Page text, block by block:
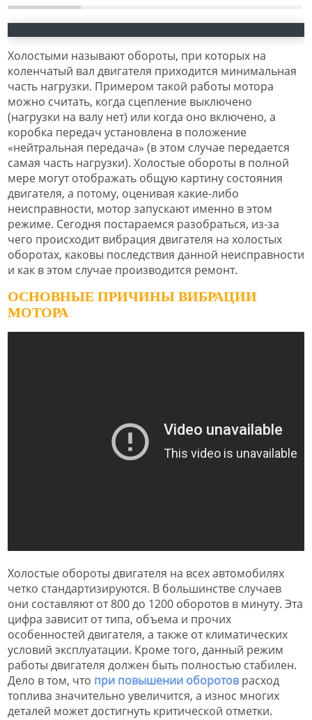
Холостыми называют обороты, при которых на
коленчатый вал двигателя приходится минимальная
часть нагрузки. Примером такой работы мотора
можно считать, когда сцепление выключено
(нагрузки на валу нет) или когда оно включено, а
коробка передач установлена в положение
«нейтральная передача» (в этом случае передается
самая часть нагрузки). Холостые обороты в полной
мере могут отображать общую картину состояния
двигателя, а потому, оценивая какие-либо
неисправности, мотор запускают именно в этом
режиме. Сегодня постараемся разобраться, из-за
чего происходит вибрация двигателя на холостых
оборотах, каковы последствия данной неисправности
и как в этом случае производится ремонт.
ОСНОВНЫЕ ПРИЧИНЫ ВИБРАЦИИ
МОТОРА
Холостые обороты двигателя на всех автомобилях
четко стандартизируются. В большинстве случаев
они составляют от 800 до 1200 оборотов в минуту. Эта
цифра зависит от типа, объема и прочих
особенностей двигателя, а также от климатических
условий эксплуатации. Кроме того, данный режим
работы двигателя должен быть полностью стабилен.
Дело в том, что при повышении оборотоврасход
топлива значительно увеличится, а износ многих
деталей может достигнуть критической отметки.